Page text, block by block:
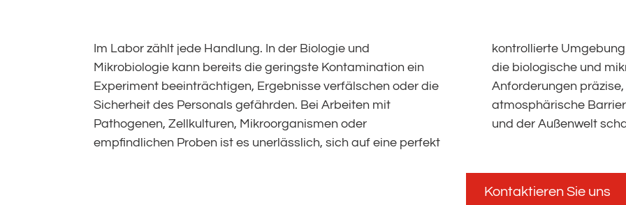
Im Labor zählt jede Handlung. In der Biologie und
Mikrobiologie kann bereits die geringste Kontamination ein
Experiment beeinträchtigen, Ergebnisse verfälschen oder die
Sicherheit des Personals gefährden. Bei Arbeiten mit
Pathogenen, Zellkulturen, Mikroorganismen oder
empfindlichen Proben ist es unerlässlich, sich auf eine perfekt
kontrollierte Umgebung verlassen zu können. Die Glovebox für
die biologische und mikrobiologische Forschung erfüllt diese
Anforderungen präzise, indem sie eine physische und
atmosphärische Barriere zwischen dem Inneren des Gehäuses
und der Außenwelt
Kontaktieren Sie uns